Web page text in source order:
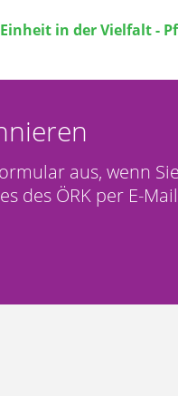
Einheit in der Vielfalt -
aus, wenn Sie
des ÖRK per E-Mail